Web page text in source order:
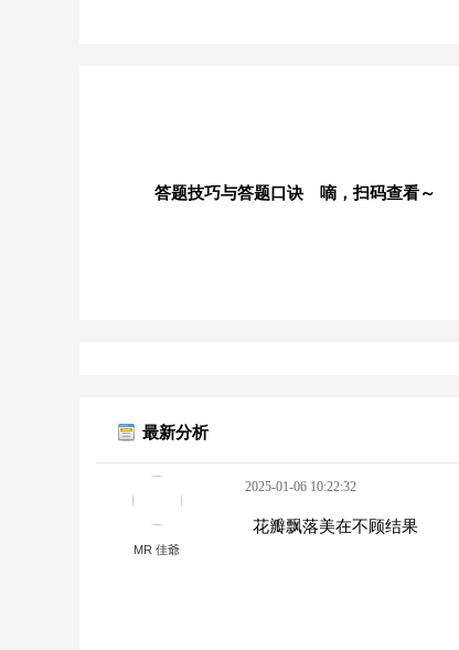
答题技巧与答题口诀 嘀，扫码查看～
最新分析
MR 佳爺
2025-01-06 10:22:32
花瓣飘落美在不顾结果